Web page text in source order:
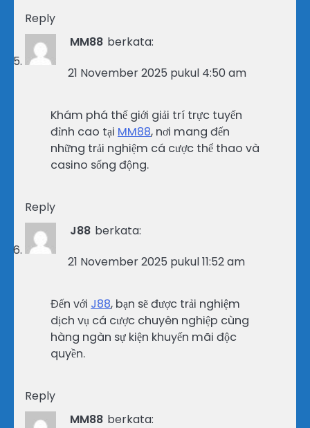
Reply
MM88 berkata:
21 November 2025 pukul 4:50 am
Khám phá thế giới giải trí trực tuyến
đỉnh cao tại MM88, nơi mang đến
những trải nghiệm cá cược thể thao và
casino sống động.
Reply
J88 berkata:
21 November 2025 pukul 11:52 am
Đến với J88, bạn sẽ được trải nghiệm
dịch vụ cá cược chuyên nghiệp cùng
hàng ngàn sự kiện khuyến mãi độc
quyền.
Reply
MM88 berkata: